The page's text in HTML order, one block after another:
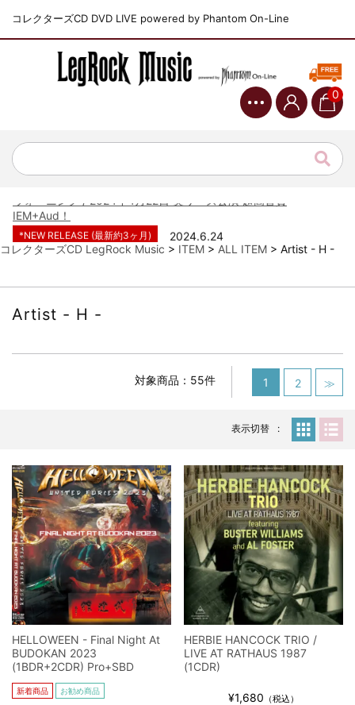
コレクターズCD DVD LIVE powered by Phantom On-Line
0
ジャーニー / 1979年5月8+9日 コロラド州 2公演 SBD 完全収録！
NGHFB / 2024年7月28日 フジロック’24公演 超高音質AI-SBD！
*NEW RELEASE (最新約3ヶ月)
2024.8.24
IEM+Aud！
*NEW RELEASE (最新約3ヶ月)
2024.6.24
ビリー・ジョエル / 2024年3月24日 100Aniv. 米M.S.G公演 完全
2024.6.24
全収録！
スコーピオンズ / 2024年6月15日 リスボン公演 FHD 完全収録！
*NEW RELEASE (最新約3ヶ月)
2024.6.20
マネスキン / 2024年6月9日 ドイツ ROCK AM RING 公演 FHD 完
全収録！
*NEW RELEASE (最新約3ヶ月)
2024.6.9
メガデス / 2023年8月4日 ドイツ W.O.A. 公演 FHD 完全収録！
*NEW RELEASE (最新約3ヶ月)
2024.6.9
ユーライア・ヒープ / 2023年8月3日 ドイツ W.O.A. 公演 FHD 完
全収録！
*NEW RELEASE (最新約3ヶ月)
2024.6.9
ジャーニー / 1979年5月8+9日 コロラド州 2公演 SBD 完全収録！
*NEW RELEASE (最新約3ヶ月)
2024.11.9
NGHFB / 2024年7月28日 フジロック’24公演 超高音質AI-SBD！
*NEW RELEASE (最新約3ヶ月)
2024.8.24
ウォーニング / 2024年4月22日 英リーズ公演 超高音質
IEM+Aud！
コレクターズCD LegRock Music > ITEM > ALL ITEM > Artist - H -
Artist - H -
1 2 ≫
対象商品：55件
表示切替
HELLOWEEN - Final Night At
BUDOKAN 2023
(1BDR+2CDR) Pro+SBD
新着商品 お勧め商品
HERBIE HANCOCK TRIO /
LIVE AT RATHAUS 1987
(1CDR)
¥1,680 （税込）